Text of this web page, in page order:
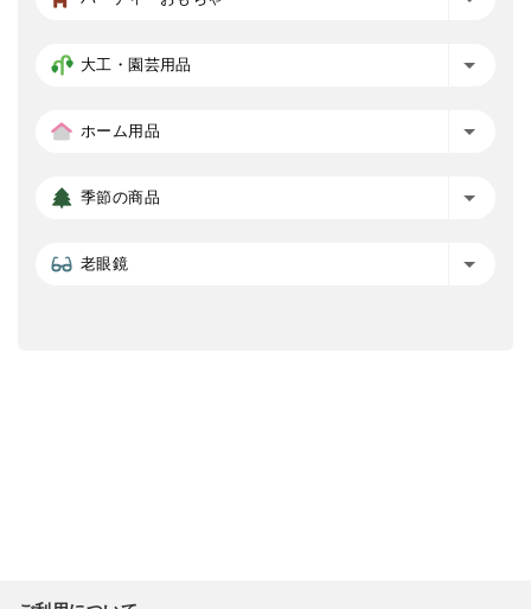
大工・園芸用品
ホーム用品
季節の商品
老眼鏡